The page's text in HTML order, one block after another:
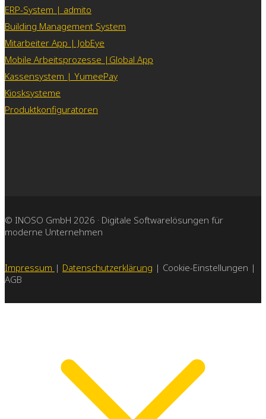
ERP-System | admito
Building Management System
Mitarbeiter App | JobEye
Mobile Arbeitsprozesse |Global App
Kassensystem | YumeePay
Kiosksysteme
Produktkonfiguratoren
© INOSO GmbH 2026 · Digitale Softwarelösungen für
moderne Unternehmen
Impressum | Datenschutzerklärung | Cookie-Einstellungen |
AGB